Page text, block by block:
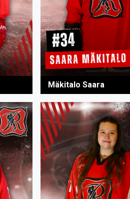
Mäkitalo Saara